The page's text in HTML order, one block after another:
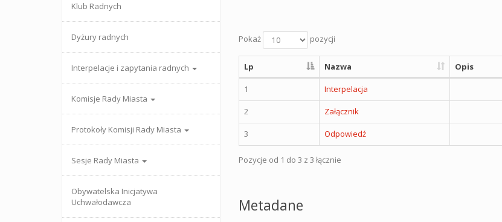
Klub Radnych
Dyżury radnych
Interpelacje i zapytania radnych
Komisje Rady Miasta
Protokoły Komisji Rady Miasta
Sesje Rady Miasta
Obywatelska Inicjatywa
Uchwałodawcza
Pokaż pozycji
Lp Nazwa Opis
1 Interpelacja
2 Załącznik
3 Odpowiedź
Pozycje od 1 do 3 z 3 łącznie
Metadane